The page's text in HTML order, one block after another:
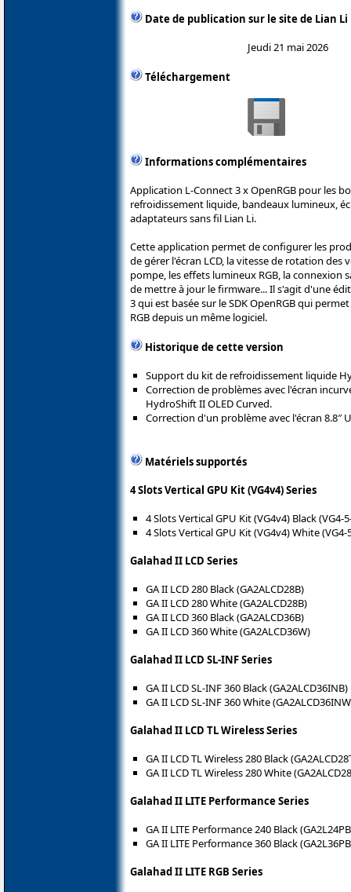
Date de publication sur le site de Lian Li
Jeudi 21 mai 2026
Téléchargement
Informations complémentaires
Application L-Connect 3 x OpenRGB pour les
refroidissement liquide, bandeaux lumineux,
adaptateurs sans fil Lian Li.
Cette application permet de configurer les
de gérer l'écran LCD, la vitesse de rotation
pompe, les effets lumineux RGB, la connexion
de mettre à jour le firmware... Il s'agit d'une
3 qui est basée sur le SDK OpenRGB qui
RGB depuis un même logiciel.
Historique de cette version
Support du kit de refroidissement liquide
Correction de problèmes avec l'écran
HydroShift II OLED Curved.
Correction d'un problème avec l'écran 8.8″
Matériels supportés
4 Slots Vertical GPU Kit (VG4v4) Series
4 Slots Vertical GPU Kit (VG4v4) Black (VG4-
4 Slots Vertical GPU Kit (VG4v4) White (VG4-
Galahad II LCD Series
GA II LCD 280 Black (GA2ALCD28B)
GA II LCD 280 White (GA2ALCD28B)
GA II LCD 360 Black (GA2ALCD36B)
GA II LCD 360 White (GA2ALCD36W)
Galahad II LCD SL-INF Series
GA II LCD SL-INF 360 Black (GA2ALCD36INB)
GA II LCD SL-INF 360 White
Galahad II LCD TL Wireless Series
GA II LCD TL Wireless 280 Black
GA II LCD TL Wireless 280 White
Galahad II LITE Performance Series
GA II LITE Performance 240 Black
GA II LITE Performance 360 Black
Galahad II LITE RGB Series